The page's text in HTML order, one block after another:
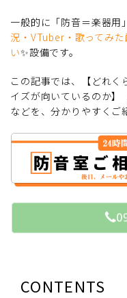
一般的に「防音＝楽器用
況・VTuber・歌ってみ
い✨設備です。
この記事では、【どれく
イズが向いているのか】
などを、分かりやすくご
CONTENTS